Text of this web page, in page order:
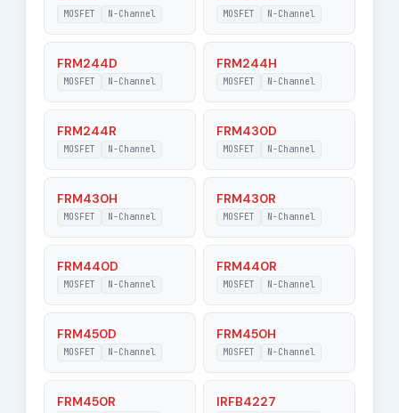
Gate-Source
20 V
|Vds| - Maximum
Drain-Source
Voltage
500 V
RDSon - Maximum
Drain-Source On-
State Resistance
1.4 Ohm
MOSFET N-Channel MOSFET N-Channel
FRM244D
MOSFET N-Channel
FRM244H
MOSFET N-Channel
FRM244R
MOSFET N-Channel
FRM430D
MOSFET N-Channel
FRM430H
MOSFET N-Channel
FRM430R
MOSFET N-Channel
FRM440D
MOSFET N-Channel
FRM440R
MOSFET N-Channel
FRM450D
MOSFET N-Channel
FRM450H
MOSFET N-Channel
FRM450R IRFB4227